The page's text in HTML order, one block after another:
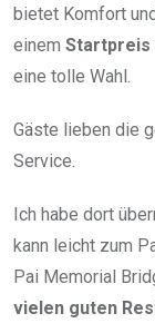
bietet Komfort
einem Startpreis
eine tolle Wahl.
Gäste lieben die
Service.
Ich habe dort
kann leicht zum
Pai Memorial
vielen guten